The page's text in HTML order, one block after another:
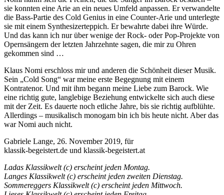
sie konnten eine Arie an ein neues Umfeld anpassen. Er verwandelte
die Bass-Partie des Cold Genius in eine Counter-Arie und unterlegte
sie mit einem Synthesizerteppich. Er bewahrte dabei ihre Würde.
Und das kann ich nur über wenige der Rock- oder Pop-Projekte von
Opernsängern der letzten Jahrzehnte sagen, die mir zu Ohren
gekommen sind …
Klaus Nomi erschloss mir und anderen die Schönheit dieser Musik.
Sein „Cold Song“ war meine erste Begegnung mit einem
Kontratenor. Und mit ihm begann meine Liebe zum Barock. Wie
eine richtig gute, langlebige Beziehung entwickelte sich auch diese
mit der Zeit. Es dauerte noch etliche Jahre, bis sie richtig aufblühte.
Allerdings – musikalisch monogam bin ich bis heute nicht. Aber das
war Nomi auch nicht.
Gabriele Lange, 26. November 2019, für
klassik-begeistert.de und klassik-begeistert.at
Ladas Klassikwelt (c) erscheint jeden Montag.
Langes Klassikwelt (c) erscheint jeden zweiten Dienstag.
Sommereggers Klassikwelt (c) erscheint jeden Mittwoch.